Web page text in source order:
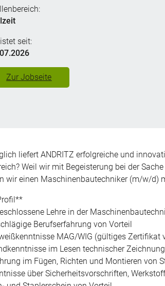
seit:
Zur Jobseite
liefert ANDRITZ erfolgreiche und
Weil wir mit Begeisterung bei der
wir einen Maschinenbautechniker (m/w/d)
Lehre in der
Berufserfahrung von Vorteil
MAG/WIG (gültiges Zertifikat
im Lesen technischer
im Fügen, Richten und Montieren von
über Sicherheitsvorschriften,